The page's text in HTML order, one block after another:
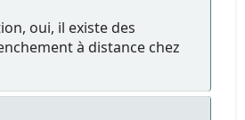
oui, il existe des
à distance chez